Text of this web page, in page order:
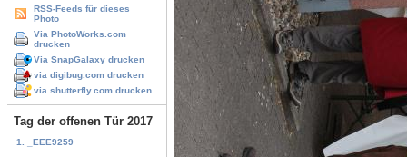
RSS-Feeds für dieses
Photo
Via PhotoWorks.com
drucken
Via SnapGalaxy drucken
via digibug.com drucken
via shutterfly.com drucken
Tag der offenen Tür 2017
1. _EEE9259